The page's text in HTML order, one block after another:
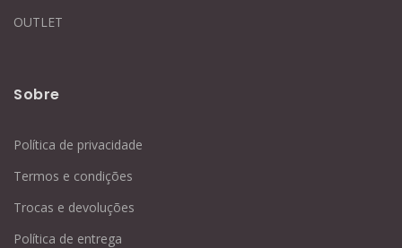
OUTLET
Sobre
Política de privacidade
Termos e condições
Trocas e devoluções
Política de entrega